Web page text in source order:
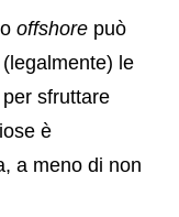
offshore può
le
sfruttare
è
a meno di non